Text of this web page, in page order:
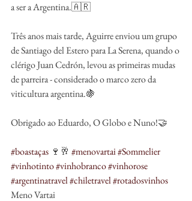
a ser a Argentina.🇦🇷
Três anos mais tarde, Aguirre enviou um grupo
de Santiago del Estero para La Serena, quando o
clérigo Juan Cedrón, levou as primeiras mudas
de parreira - considerado o marco zero da
viticultura argentina.🍇
Obrigado ao Eduardo, O Globo e Nuno!🤝
#boastaças 🍷🥂 #menovartai#Sommelier
#vinhotinto#vinhobranco#vinhorose
#argentinatravel#chiletravel#rotadosvinhos
Meno Vartai